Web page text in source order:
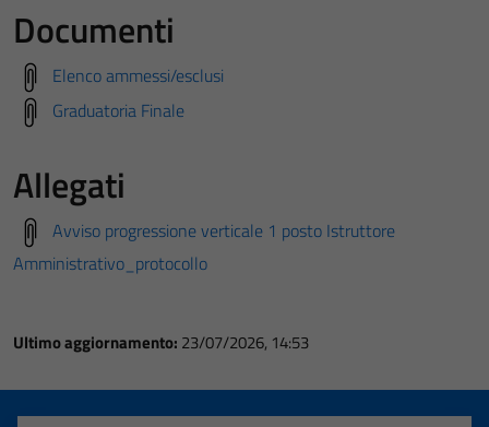
Documenti
Elenco ammessi/esclusi
Graduatoria Finale
Allegati
Avviso progressione verticale 1 posto Istruttore
Amministrativo_protocollo
Ultimo aggiornamento: 23/07/2026, 14:53